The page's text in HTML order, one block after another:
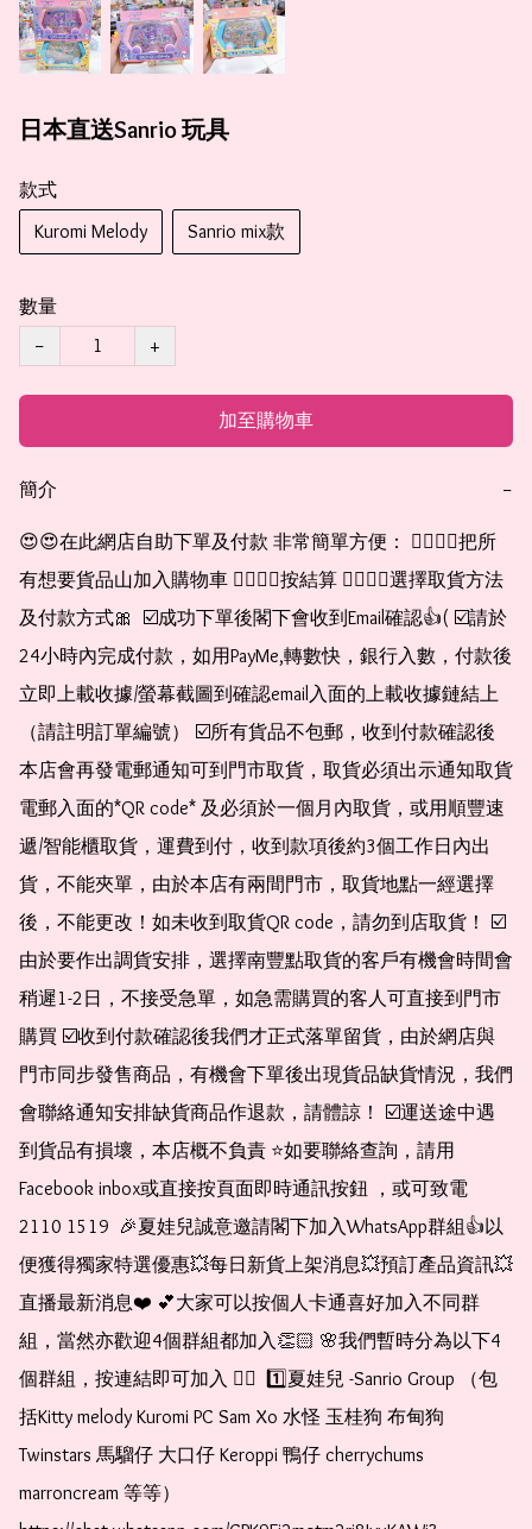
日本直送Sanrio 玩具
款式
Kuromi Melody
Sanrio mix款
數量
−
+
加至購物車
簡介 −
😍😍在此網店自助下單及付款 非常簡單方便： 👉🏻👉🏻把所
有想要貨品山加入購物車 👉🏻👉🏻按結算 👉🏻👉🏻選擇取貨方法
及付款方式🎀  ☑️成功下單後閣下會收到Email確認👍( ☑️請於
24小時內完成付款，如用PayMe,轉數快，銀行入數，付款後
立即上載收據/螢幕截圖到確認email入面的上載收據鏈結上
（請註明訂單編號） ☑️所有貨品不包郵，收到付款確認後
本店會再發電郵通知可到門市取貨，取貨必須出示通知取貨
電郵入面的*QR code* 及必須於一個月內取貨，或用順豐速
遞/智能櫃取貨，運費到付，收到款項後約3個工作日內出
貨，不能夾單，由於本店有兩間門市，取貨地點一經選擇
後，不能更改！如未收到取貨QR code，請勿到店取貨！ ☑️
由於要作出調貨安排，選擇南豐點取貨的客戶有機會時間會
稍遲1-2日，不接受急單，如急需購買的客人可直接到門市
購買 ☑️收到付款確認後我們才正式落單留貨，由於網店與
門市同步發售商品，有機會下單後出現貨品缺貨情況，我們
會聯絡通知安排缺貨商品作退款，請體諒！ ☑️運送途中遇
到貨品有損壞，本店概不負責 ⭐️如要聯絡查詢，請用
Facebook inbox或直接按頁面即時通訊按鈕 ，或可致電
2110 1519  🎉夏娃兒誠意邀請閣下加入WhatsApp群組👍以
便獲得獨家特選優惠💥每日新貨上架消息💥預訂產品資訊💥
直播最新消息❤️ 💕大家可以按個人卡通喜好加入不同群
組，當然亦歡迎4個群組都加入👏🏻 🌸我們暫時分為以下4
個群組，按連結即可加入 👇🏻  1️⃣夏娃兒 -Sanrio Group （包
括Kitty melody Kuromi PC Sam Xo 水怪 玉桂狗 布甸狗
Twinstars 馬騮仔 大口仔 Keroppi 鴨仔 cherrychums
marroncream 等等）